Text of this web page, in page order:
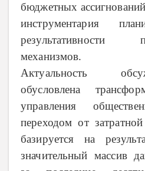
бюджетных
инструментария
результативности
механизмов.
Актуальность
обусловлена
управления
переходом от
базируется на
значительный массив